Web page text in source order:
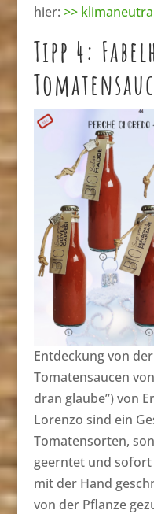
hier: >>
Tipp 4:
Entdeckung von
Tomatensaucen
dran glaube”) von
Lorenzo sind ein
Tomatensorten,
geerntet und sofort
mit der Hand
von der Pflanze